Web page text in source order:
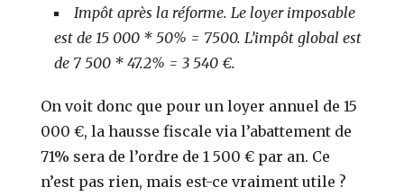
Impôt après la réforme. Le loyer imposable
est de 15 000 * 50% = 7500. L’impôt global est
de 7 500 * 47.2% = 3 540 €.
On voit donc que pour un loyer annuel de 15
000 €, la hausse fiscale via l’abattement de
71% sera de l’ordre de 1 500 € par an. Ce
n’est pas rien, mais est-ce vraiment utile ?